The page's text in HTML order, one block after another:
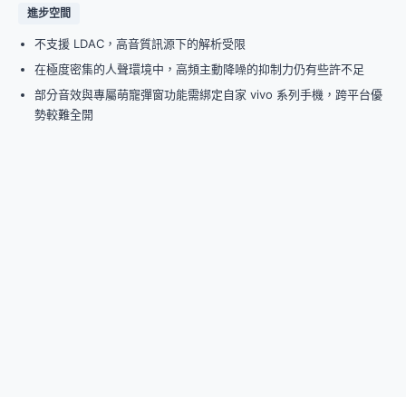
進步空間
不支援 LDAC，高音質訊源下的解析受限
在極度密集的人聲環境中，高頻主動降噪的抑制力仍有些許不足
部分音效與專屬萌寵彈窗功能需綁定自家 vivo 系列手機，跨平台優
勢較難全開